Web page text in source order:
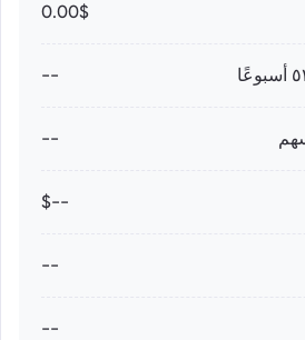
0.00$
--
--
--$
--
--